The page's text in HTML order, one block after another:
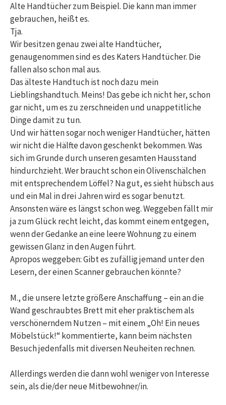
Alte Handtücher zum Beispiel. Die kann man immer
gebrauchen, heißt es.
Tja.
Wir besitzen genau zwei alte Handtücher,
genaugenommen sind es des Katers Handtücher. Die
fallen also schon mal aus.
Das älteste Handtuch ist noch dazu mein
Lieblingshandtuch. Meins! Das gebe ich nicht her, schon
gar nicht, um es zu zerschneiden und unappetitliche
Dinge damit zu tun.
Und wir hätten sogar noch weniger Handtücher, hätten
wir nicht die Hälfte davon geschenkt bekommen. Was
sich im Grunde durch unseren gesamten Hausstand
hindurchzieht. Wer braucht schon ein Olivenschälchen
mit entsprechendem Löffel? Na gut, es sieht hübsch aus
und ein Mal in drei Jahren wird es sogar benutzt.
Ansonsten wäre es längst schon weg. Weggeben fällt mir
ja zum Glück recht leicht, das kommt einem entgegen,
wenn der Gedanke an eine leere Wohnung zu einem
gewissen Glanz in den Augen führt.
Apropos weggeben: Gibt es zufällig jemand unter den
Lesern, der einen Scanner gebrauchen könnte?
M., die unsere letzte größere Anschaffung – ein an die
Wand geschraubtes Brett mit eher praktischem als
verschönerndem Nutzen – mit einem „Oh! Ein neues
Möbelstück!“ kommentierte, kann beim nächsten
Besuch jedenfalls mit diversen Neuheiten rechnen.
Allerdings werden die dann wohl weniger von Interesse
sein, als die/der neue Mitbewohner/in.